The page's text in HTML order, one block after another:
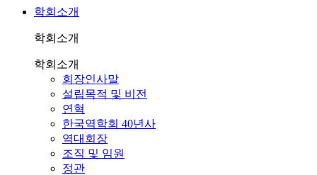
학회소개
학회소개
학회소개
회장인사말
설립목적 및 비전
연혁
한국역학회 40년사
역대회장
조직 및 임원
정관